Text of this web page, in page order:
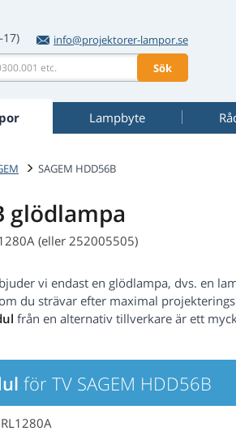
info@projektorer-lampor.se
Sök
Lampbyte
SAGEM HDD56B
glödlampa
(eller 252005505)
vi endast en glödlampa, dvs. en
du strävar efter maximal
från en alternativ tillverkare är ett
för TV SAGEM HDD56B